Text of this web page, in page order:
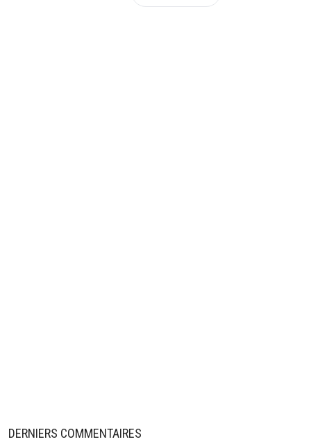
DERNIERS COMMENTAIRES